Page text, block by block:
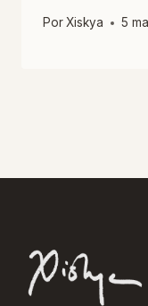
PorXiskya 5